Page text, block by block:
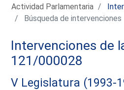
Actividad Parlamentaria
Búsqueda de intervenciones
Intervenciones de
121/000028
V Legislatura (1993-